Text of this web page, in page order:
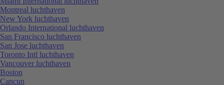
Montreal luchthaven
New York luchthaven
Orlando International luchthaven
San Francisco luchthaven
San Jose luchthaven
Toronto Intl luchthaven
Vancouver luchthaven
Boston
Cancun